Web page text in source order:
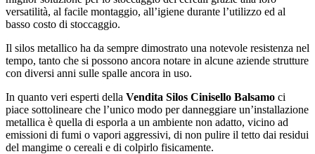
versatilità, al facile montaggio, all’igiene durante l’utilizzo ed al
basso costo di stoccaggio.
Il silos metallico ha da sempre dimostrato una notevole resistenza nel
tempo, tanto che si possono ancora notare in alcune aziende strutture
con diversi anni sulle spalle ancora in uso.
In quanto veri esperti della Vendita Silos Cinisello Balsamo ci
piace sottolineare che l’unico modo per danneggiare un’installazione
metallica è quella di esporla a un ambiente non adatto, vicino ad
emissioni di fumi o vapori aggressivi, di non pulire il tetto dai residui
del mangime o cereali e di colpirlo fisicamente.